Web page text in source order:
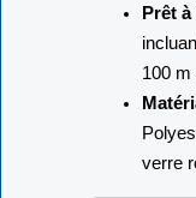
Prêt à
100 m
verre